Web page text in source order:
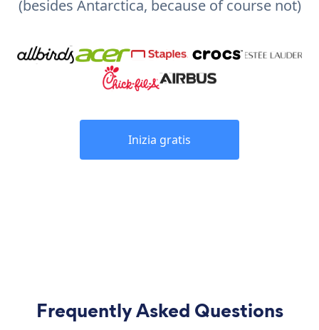
(besides Antarctica, because of course not)
Inizia gratis
Frequently Asked Questions